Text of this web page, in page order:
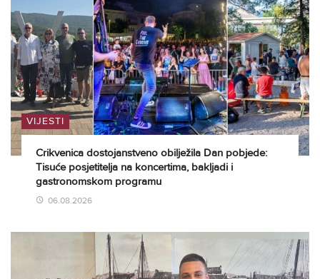
VIJESTI
Crikvenica dostojanstveno obilježila Dan pobjede:
Tisuće posjetitelja na koncertima, bakljadi i
gastronomskom programu
06.08.2026